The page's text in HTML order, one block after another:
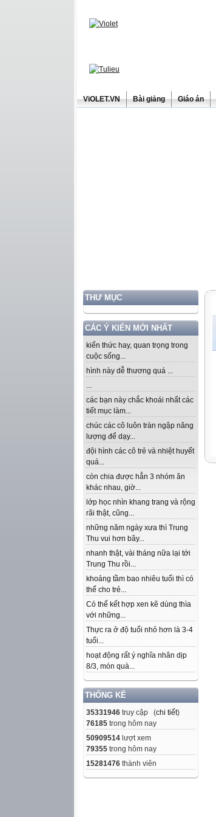
ViOLET.VN Bài giảng Giáo án
THƯ MỤC
CÁC Ý KIẾN MỚI NHẤT
kiến thức hay, quan trọng trong
cuộc sống...
hình này dễ thương quá ...
...
các bạn này chắc khoái nhất các
tiết mục làm...
chúc các cô luôn tràn ngập năng
lượng để dạy...
đội hình các cô trẻ và nhiệt huyết
quá...
còn chia được hẳn 3 nhóm ăn
khác nhau, giờ...
lớp học nhìn khang trang và rộng
rãi thật, cũng...
những năm ngày xưa thì Trung
Thu vui hơn bây...
nhanh thật, vài tháng nữa lại tới
Trung Thu rồi...
khoảng tầm bao nhiêu tuổi thì có
thể cho trẻ...
Có thể kết hợp xen kẽ dùng thìa
với những...
Thực ra ở độ tuổi nhỏ hơn là 3-4
tuổi...
hoạt động rất ý nghĩa nhân dịp
8/3, món quà...
THỐNG KÊ
35331946 truy cập (chi tiết)
76185 trong hôm nay
50909514 lượt xem
79355 trong hôm nay
15281476 thành viên